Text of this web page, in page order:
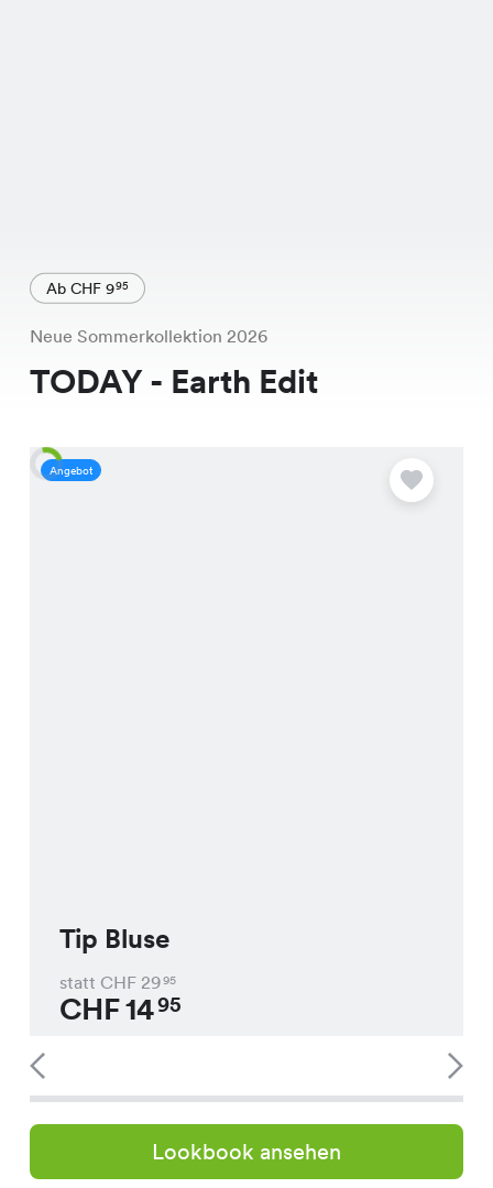
Ab CHF 995
Neue Sommerkollektion 2026
TODAY - Earth Edit
Angebot
Tip Bluse
statt CHF 2995
CHF1495
Lookbook ansehen